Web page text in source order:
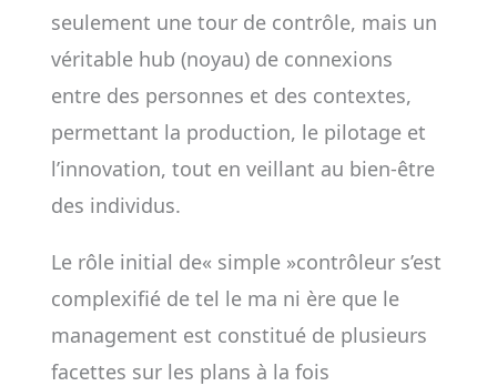
seulement une tour de contrôle, mais un
véritable hub (noyau) de connexions
entre des personnes et des contextes,
permettant la production, le pilotage et
l’innovation, tout en veillant au bien-être
des individus.
Le rôle initial de« simple »contrôleur s’est
complexifié de tel le ma ni ère que le
management est constitué de plusieurs
facettes sur les plans à la fois